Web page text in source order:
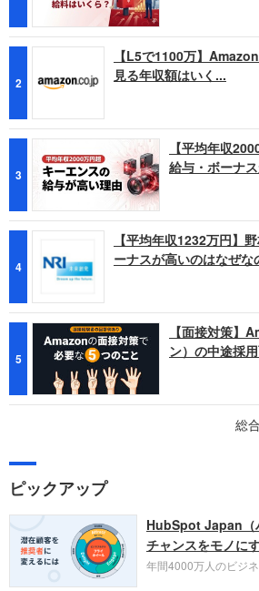
2
【L5で1100万】
見る年収額はいく...
3
【平均年収
給与・ボーナ
4
【平均年収1232万円】
ーナスが高いのはなぜな
5
【面接対策】
ン）の中途採
総
ピックアップ
HubSpot Japan（
チャンスをモノに
年間4000万人のビジ